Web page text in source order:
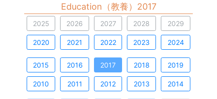
Education（教養）2017
2025 2026 2027 2028 2029
2020 2021 2022 2023 2024
2015 2016 2017 2018 2019
2010 2011 2012 2013 2014